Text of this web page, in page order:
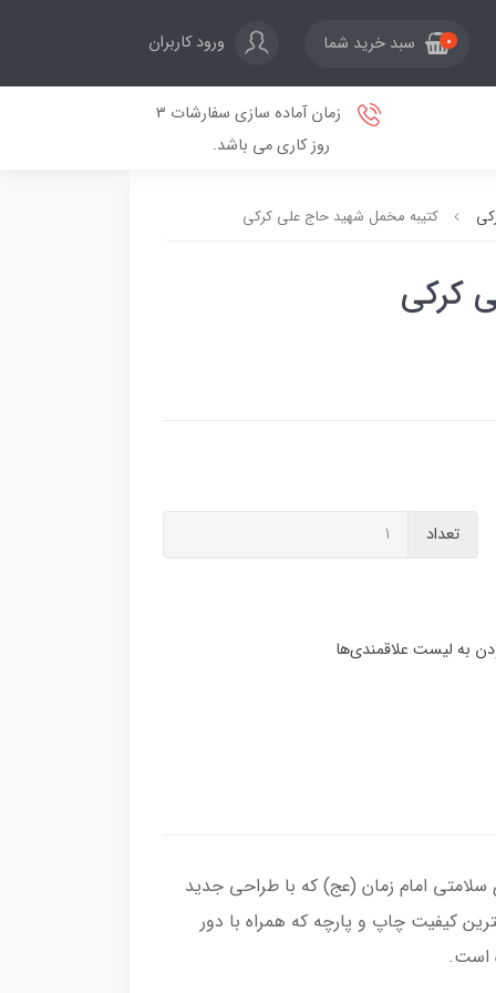
0 سبد خرید شما ورود کاربران
زمان آماده سازی سفارشات 3
روز کاری می باشد.
کتیبه مخمل شهید حاج علی کرکی
کرکی
تعداد
امام زمان (عج) که با طراحی جدید
کیفیت چاپ و پارچه که همراه با دور
است.